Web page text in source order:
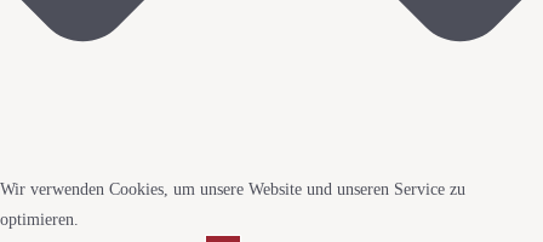
Wir verwenden Cookies, um unsere Website und unseren Service zu
optimieren.